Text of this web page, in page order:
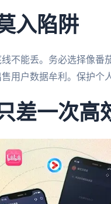
入陷阱
不能丢。务必选择像
用户数据牟利。保护个
差一次高